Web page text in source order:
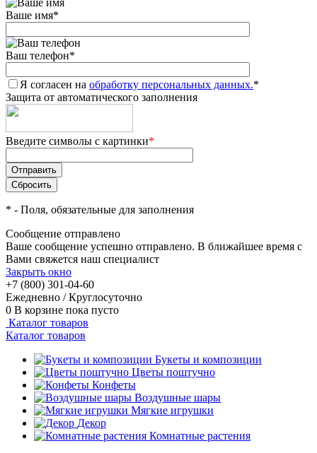
Ваше имя*
Ваш телефон*
Я согласен на обработку персональных данных.*
Защита от автоматического заполнения
Введите символы с картинки*
* - Поля, обязательные для заполнения
Сообщение отправлено
Ваше сообщение успешно отправлено. В ближайшее время с
Вами свяжется наш специалист
Закрыть окно
+7 (800) 301-04-60
Ежедневно / Круглосуточно
0 В корзине пока пусто
Каталог товаров
Каталог товаров
Букеты и композиции
Цветы поштучно
Конфеты
Воздушные шары
Мягкие игрушки
Декор
Комнатные растения